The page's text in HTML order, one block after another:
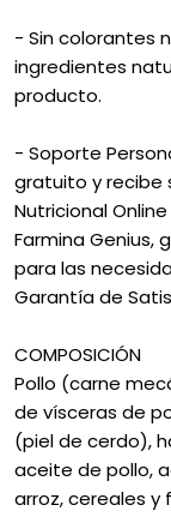
- Sin colorantes
ingredientes
producto.
- Soporte
gratuito y recibe
Nutricional
Farmina Genius,
para las
Garantía de
COMPOSICIÓN
Pollo (carne
de vísceras de
(piel de cerdo),
aceite de pollo,
arroz, cereales y